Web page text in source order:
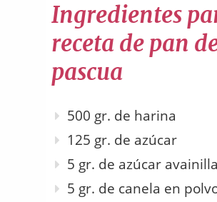
Ingredientes
receta de pan
pascua
500 gr. de harina
125 gr. de azúcar
5 gr. de azúcar
5 gr. de canela en